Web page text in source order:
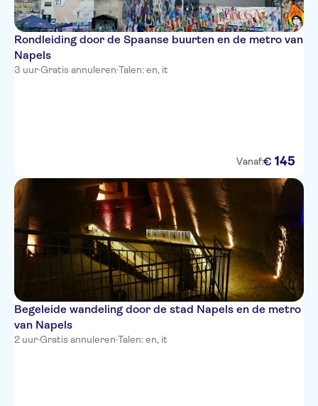
Rondleiding door de Spaanse buurten en de metro van
Napels
3 uur·Gratis annuleren·Talen: en, it
Vanaf:€ 145
Begeleide wandeling door de stad Napels en de metro
van Napels
2 uur·Gratis annuleren·Talen: en, it